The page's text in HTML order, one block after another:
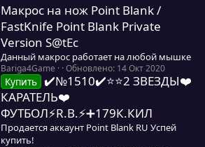
0
0
з
в
з
Макрос на нож Point Blank /
FastKnife Point Blank Private
Version S@tEc
Данный макрос работает на любой мышке
Bariga4Game
0
,
0
0
з
в
ё
Обновлено: 14 Окт 2020
Купить ✔️№1510✔️⭐️⭐️2 ЗВЕЗДЫ❤️
КАРАТЕЛЬ❤️
ФУТБОЛ⚡R.B.⚡➕179К.КИЛ
Продается аккаунт Point Blank RU Успей
купить!